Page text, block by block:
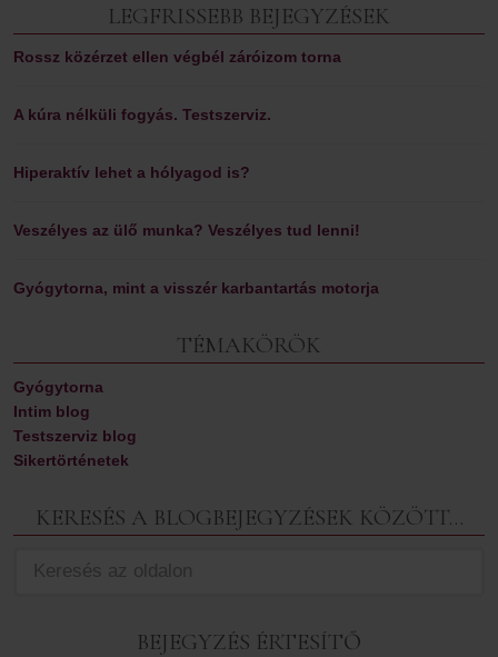
LEGFRISSEBB BEJEGYZÉSEK
Rossz közérzet ellen végbél záróizom torna
A kúra nélküli fogyás. Testszerviz.
Hiperaktív lehet a hólyagod is?
Veszélyes az ülő munka? Veszélyes tud lenni!
Gyógytorna, mint a visszér karbantartás motorja
TÉMAKÖRÖK
Gyógytorna
Intim blog
Testszerviz blog
Sikertörténetek
KERESÉS A BLOGBEJEGYZÉSEK KÖZÖTT…
BEJEGYZÉS ÉRTESÍTŐ